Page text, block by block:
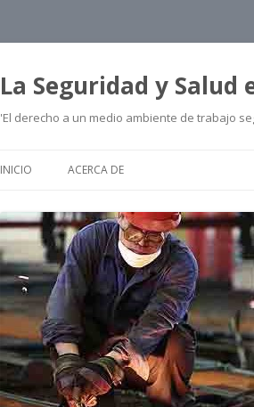
La Seguridad y Salud
'El derecho a un medio ambiente de trabajo
INICIO ACERCA DE